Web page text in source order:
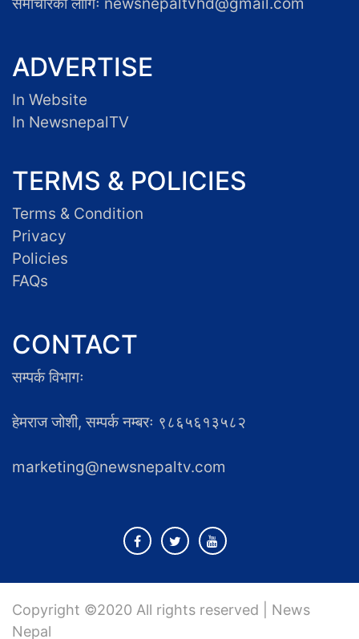
समाचारकाे लागिः newsnepaltvhd@gmail.com
ADVERTISE
In Website
In NewsnepalTV
TERMS & POLICIES
Terms & Condition
Privacy
Policies
FAQs
CONTACT
सम्पर्क विभागः
हेमराज जोशी, सम्पर्क नम्बरः ९८६५६१३५८२
marketing@newsnepaltv.com
Copyright ©2020 All rights reserved | News
Nepal